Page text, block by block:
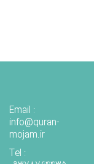
Email :
info@quran-
mojam.ir
Tel :